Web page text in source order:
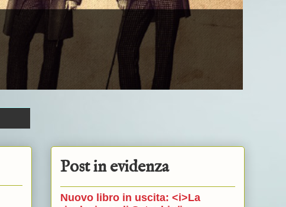
Post in evidenza
Nuovo libro in uscita: <i>La